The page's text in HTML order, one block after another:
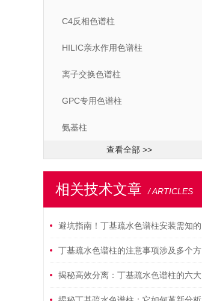
C4反相色谱柱
HILIC亲水作用色谱柱
离子交换色谱柱
GPC专用色谱柱
氨基柱
查看全部 >>
相关技术文章 / ARTICLES
避坑指南！丁基疏水色谱柱安装需知的
细节与技巧
丁基疏水色谱柱的注意事项涉及多个方
面 揭秘高效分离：丁基疏水色谱柱的六大